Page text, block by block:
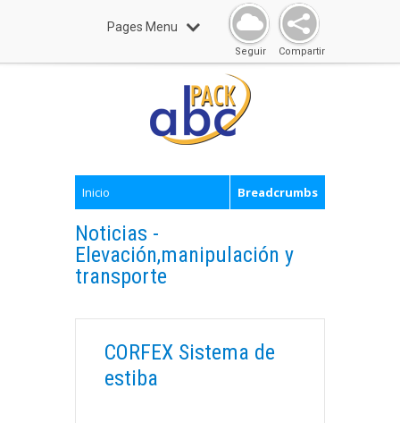
Pages Menu
Compartir
Seguir
Inicio Breadcrumbs
Noticias -
Elevación,manipulación y
transporte
CORFEX Sistema de
estiba